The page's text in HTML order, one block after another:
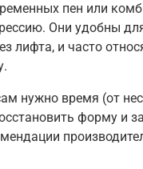
пен или
Они удобны
лифта, и часто
нужно время (от
форму и